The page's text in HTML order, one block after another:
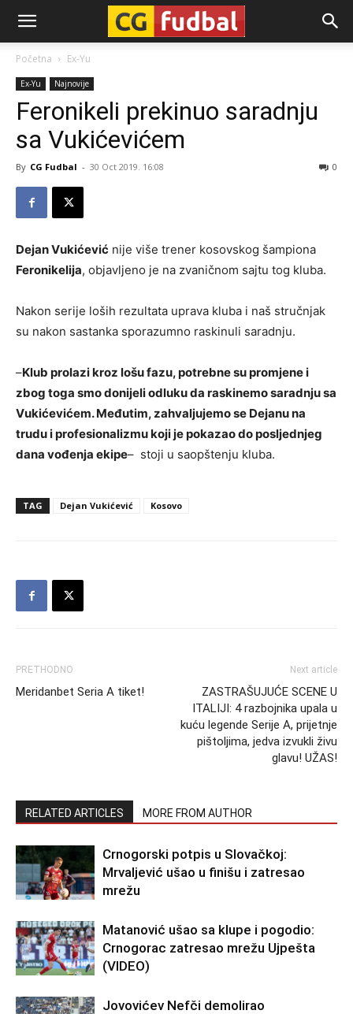
CG-
Fudbal
Početna Ex-Yu
Ex-Yu Najnovije
Feronikeli prekinuo saradnju
sa Vukićevićem
By CG Fudbal - 30 Oct 2019. 16:08 0
Dejan Vukićević nije više trener kosovskog šampiona
Feronikelija, objavljeno je na zvaničnom sajtu tog kluba.
Nakon serije loših rezultata uprava kluba i naš stručnjak
su nakon sastanka sporazumno raskinuli saradnju.
–Klub prolazi kroz lošu fazu, potrebne su promjene i
zbog toga smo donijeli odluku da raskinemo saradnju sa
Vukićevićem. Međutim, zahvaljujemo se Dejanu na
trudu i profesionalizmu koji je pokazao do posljednjeg
dana vođenja ekipe– stoji u saopštenju kluba.
TAG Dejan Vukićević Kosovo
PRETHODNO
Meridanbet Seria A tiket!
Next article
ZASTRAŠUJUĆE SCENE U
ITALIJI: 4 razbojnika upala u
kuću legende Serije A, prijetnje
pištoljima, jedva izvukli živu
glavu! UŽAS!
RELATED ARTICLES MORE FROM AUTHOR
Crnogorski potpis u Slovačkoj:
Mrvaljević ušao u finišu i zatresao
mrežu
Matanović ušao sa klupe i pogodio:
Crnogorac zatresao mrežu Ujpešta
(VIDEO)
Jovovićev Nefči demolirao